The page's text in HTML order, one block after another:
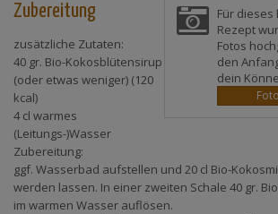
Für dieses
Rezept
Fotos
den
dein
Zubereitung
zusätzliche Zutaten:
40 gr. Bio-Kokosblütensirup
(oder etwas weniger) (120
kcal)
4 cl warmes
(Leitungs-)Wasser
Zubereitung:
ggf. Wasserbad aufstellen und 20 cl Bio-
werden lassen. In einer zweiten Schale 40 gr.
im warmen Wasser auflösen.